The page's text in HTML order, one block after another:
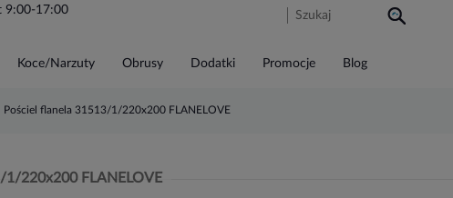
9:00-17:00
Koce/Narzuty Obrusy Dodatki Promocje Blog
Pościel flanela 31513/1/220x200 FLANELOVE
1/220x200 FLANELOVE